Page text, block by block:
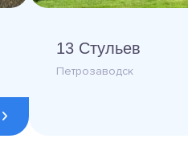
13 Стульев
Петрозаводск